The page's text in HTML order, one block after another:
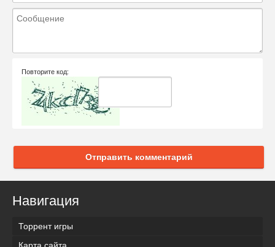
Повторите код:
Отправить комментарий
Навигация
Торрент игры